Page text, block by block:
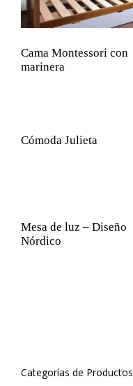
Cama Montessori con
marinera
Cómoda Julieta
Mesa de luz – Diseño
Nórdico
Categorías de Productos